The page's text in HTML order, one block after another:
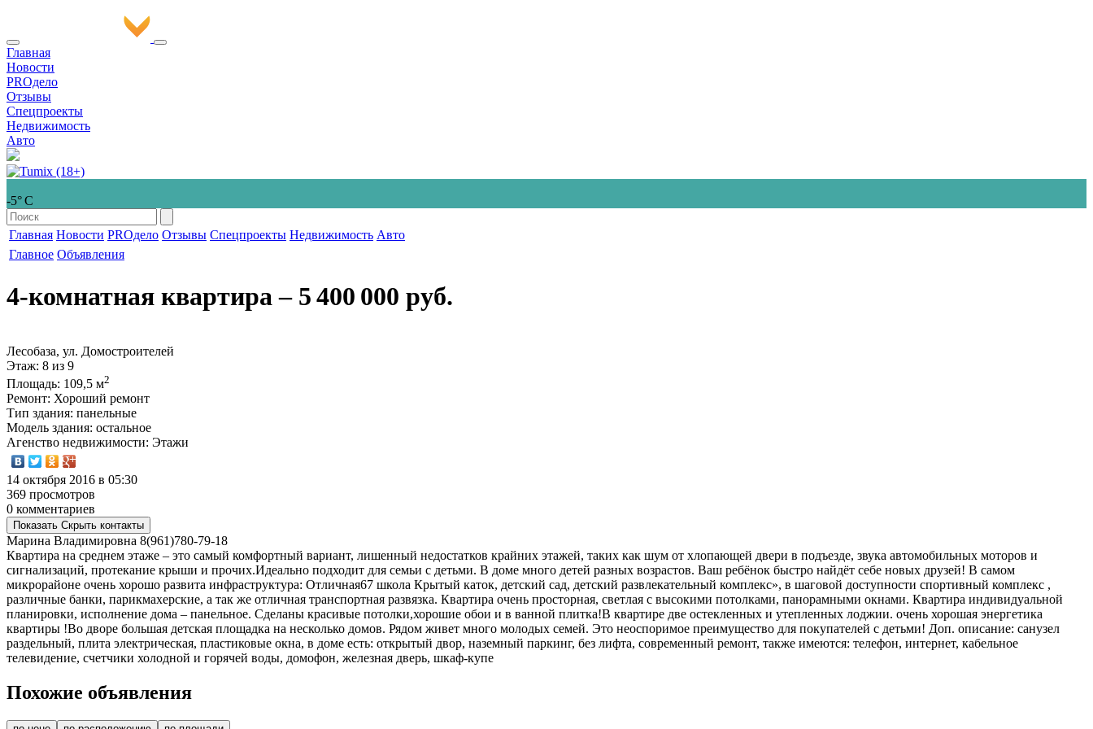
Главная
Новости
PROдело
Отзывы
Спецпроекты
Недвижимость
Авто
-5° С
Главная Новости PROдело Отзывы Спецпроекты Недвижимость Авто
Главное Объявления
4-комнатная квартира‒ 5 400 000 руб.
Лесобаза, ул. Домостроителей
Этаж: 8 из 9
Площадь: 109,5 м2
Ремонт: Хороший ремонт
Тип здания: панельные
Модель здания: остальное
Агенство недвижимости: Этажи
14 октября 2016 в 05:30
369 просмотров
0 комментариев
Показать Скрыть контакты
Марина Владимировна 8(961)780-79-18
Квартира на среднем этаже – это самый комфортный вариант, лишенный недостатков крайних этажей, таких как шум от хлопающей двери в подъезде, звука автомобильных моторов и
сигнализаций, протекание крыши и прочих.Идеально подходит для семьи с детьми. В доме много детей разных возрастов. Ваш ребёнок быстро найдёт себе новых друзей! В самом
микрорайоне очень хорошо развита инфраструктура: Отличная67 школа Крытый каток, детский сад, детский развлекательный комплекс», в шаговой доступности спортивный комплекс ,
различные банки, парикмахерские, а так же отличная транспортная развязка. Квартира очень просторная, светлая с высокими потолками, панорамными окнами. Квартира индивидуальной
планировки, исполнение дома – панельное. Сделаны красивые потолки,хорошие обои и в ванной плитка!В квартире две остекленных и утепленных лоджии. очень хорошая энергетика
квартиры !Во дворе большая детская площадка на несколько домов. Рядом живет много молодых семей. Это неоспоримое преимущество для покупателей с детьми! Доп. описание: санузел
раздельный, плита электрическая, пластиковые окна, в доме есть: открытый двор, наземный паркинг, без лифта, современный ремонт, также имеются: телефон, интернет, кабельное
телевидение, счетчики холодной и горячей воды, домофон, железная дверь, шкаф-купе
Похожие объявления